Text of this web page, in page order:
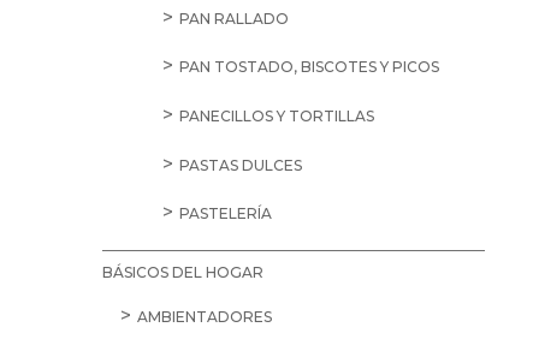
PAN RALLADO
PAN TOSTADO, BISCOTES Y PICOS
PANECILLOS Y TORTILLAS
PASTAS DULCES
PASTELERÍA
BÁSICOS DEL HOGAR
AMBIENTADORES